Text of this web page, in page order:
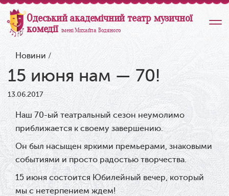
Одеський академічний театр музичної
комедії імені Михайла Водяного
Новини /
15 июня нам — 70!
13.06.2017
Наш 70-ый театральный сезон неумолимо
приближается к своему завершению.
Он был насыщен яркими премьерами, знаковыми
событиями и просто радостью творчества.
15 июня состоится Юбилейный вечер, который
мы с нетерпением ждем!